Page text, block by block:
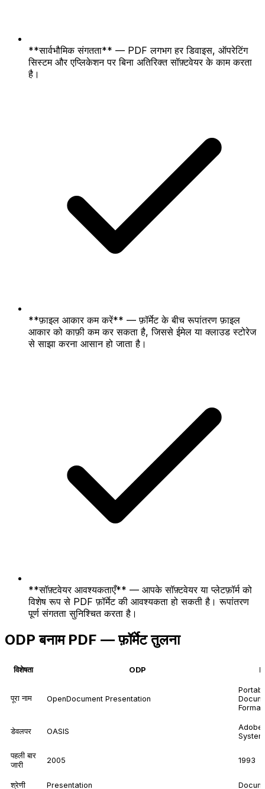
**सार्वभौमिक संगतता** — PDF लगभग हर डिवाइस, ऑपरेटिंग
सिस्टम और एप्लिकेशन पर बिना अतिरिक्त सॉफ़्टवेयर के काम करता
है।
**फ़ाइल आकार कम करें** — फ़ॉर्मेट के बीच रूपांतरण फ़ाइल
आकार को काफ़ी कम कर सकता है, जिससे ईमेल या क्लाउड स्टोरेज
से साझा करना आसान हो जाता है।
**सॉफ़्टवेयर आवश्यकताएँ** — आपके सॉफ़्टवेयर या प्लेटफ़ॉर्म को
विशेष रूप से PDF फ़ॉर्मेट की आवश्यकता हो सकती है। रूपांतरण
पूर्ण संगतता सुनिश्चित करता है।
ODP बनाम PDF — फ़ॉर्मेट तुलना
विशेषता ODP
पूरा नाम OpenDocument Presentation
Format
डेवलपर OASIS
Adobe
पहली बार
जारी
2005 1993
श्रेणी Presentation